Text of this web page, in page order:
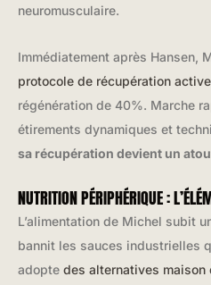
neuromusculaire.
Immédiatement après Hansen,
protocole de récupération
régénération de 40%. Marche
étirements dynamiques et
sa récupération devient un
NUTRITION PÉRIPHÉRIQUE :
L’alimentation de Michel subit
bannit les sauces industrielles
adopte des alternatives